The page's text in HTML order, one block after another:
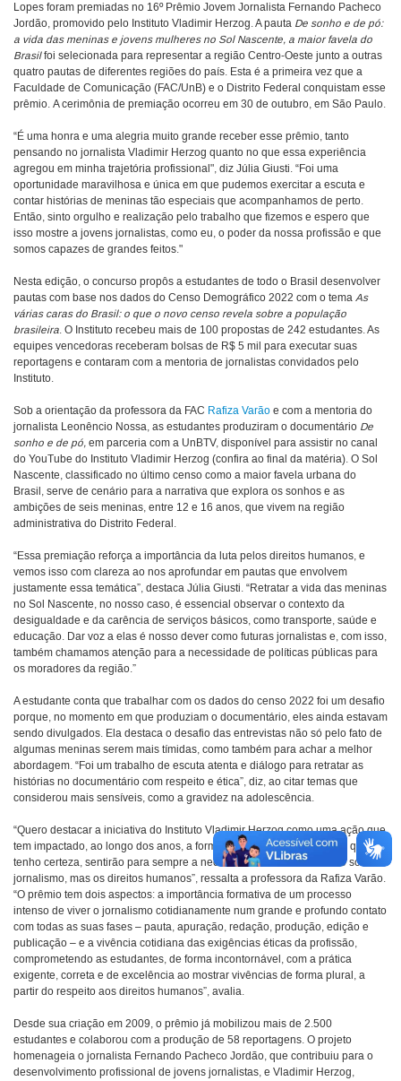
Lopes foram premiadas no 16º Prêmio Jovem Jornalista Fernando Pacheco
Jordão, promovido pelo Instituto Vladimir Herzog. A pauta De sonho e de pó:
a vida das meninas e jovens mulheres no Sol Nascente, a maior favela do
Brasilfoi selecionada para representar a região Centro-Oeste junto a outras
quatro pautas de diferentes regiões do país. Esta é a primeira vez que a
Faculdade de Comunicação (FAC/UnB) e o Distrito Federal conquistam esse
prêmio. A cerimônia de premiação ocorreu em 30 de outubro, em São Paulo.
“É uma honra e uma alegria muito grande receber esse prêmio, tanto
pensando no jornalista Vladimir Herzog quanto no que essa experiência
agregou em minha trajetória profissional", diz Júlia Giusti. “Foi uma
oportunidade maravilhosa e única em que pudemos exercitar a escuta e
contar histórias de meninas tão especiais que acompanhamos de perto.
Então, sinto orgulho e realização pelo trabalho que fizemos e espero que
isso mostre a jovens jornalistas, como eu, o poder da nossa profissão e que
somos capazes de grandes feitos."
Nesta edição, o concurso propôs a estudantes de todo o Brasil desenvolver
pautas com base nos dados do Censo Demográfico 2022 com o tema As
várias caras do Brasil: o que o novo censo revela sobre a população
brasileira. O Instituto recebeu mais de 100 propostas de 242 estudantes. As
equipes vencedoras receberam bolsas de R$ 5 mil para executar suas
reportagens e contaram com a mentoria de jornalistas convidados pelo
Instituto.
Sob a orientação da professora da FAC Rafiza Varão e com a mentoria do
jornalista Leonêncio Nossa, as estudantes produziram o documentário De
sonho e de pó, em parceria com a UnBTV, disponível para assistir no canal
do YouTube do Instituto Vladimir Herzog (confira ao final da matéria). O Sol
Nascente, classificado no último censo como a maior favela urbana do
Brasil, serve de cenário para a narrativa que explora os sonhos e as
ambições de seis meninas, entre 12 e 16 anos, que vivem na região
administrativa do Distrito Federal.
“Essa premiação reforça a importância da luta pelos direitos humanos, e
vemos isso com clareza ao nos aprofundar em pautas que envolvem
justamente essa temática”, destaca Júlia Giusti. “Retratar a vida das meninas
no Sol Nascente, no nosso caso, é essencial observar o contexto da
desigualdade e da carência de serviços básicos, como transporte, saúde e
educação. Dar voz a elas é nosso dever como futuras jornalistas e, com isso,
também chamamos atenção para a necessidade de políticas públicas para
os moradores da região.”
A estudante conta que trabalhar com os dados do censo 2022 foi um desafio
porque, no momento em que produziam o documentário, eles ainda estavam
sendo divulgados. Ela destaca o desafio das entrevistas não só pelo fato de
algumas meninas serem mais tímidas, como também para achar a melhor
abordagem. “Foi um trabalho de escuta atenta e diálogo para retratar as
histórias no documentário com respeito e ética”, diz, ao citar temas que
considerou mais sensíveis, como a gravidez na adolescência.
“Quero destacar a iniciativa do Instituto Vladimir Herzog como uma ação que
tem impactado, ao longo dos anos, a formação de jovens estudantes que,
tenho certeza, sentirão para sempre a necessidade de defender não só o
jornalismo, mas os direitos humanos”, ressalta a professora da Rafiza Varão.
“O prêmio tem dois aspectos: a importância formativa de um processo
intenso de viver o jornalismo cotidianamente num grande e profundo contato
com todas as suas fases – pauta, apuração, redação, produção, edição e
publicação – e a vivência cotidiana das exigências éticas da profissão,
comprometendo as estudantes, de forma incontornável, com a prática
exigente, correta e de excelência ao mostrar vivências de forma plural, a
partir do respeito aos direitos humanos”, avalia.
Desde sua criação em 2009, o prêmio já mobilizou mais de 2.500
estudantes e colaborou com a produção de 58 reportagens. O projeto
homenageia o jornalista Fernando Pacheco Jordão, que contribuiu para o
desenvolvimento profissional de jovens jornalistas, e Vladimir Herzog,